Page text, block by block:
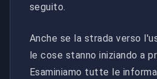
seguito.
Anche se la strada verso
le cose stanno iniziando a
Esaminiamo tutte le